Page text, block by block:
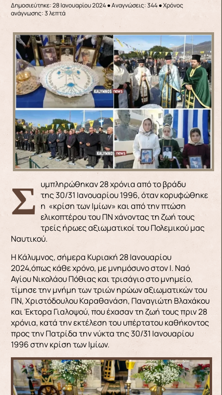
Δημοσιεύτηκε: 28 Ιανουαρίου 2024●Αναγνώσεις: 344● Χρόνος
ανάγνωσης: 3 λεπτά
Συμπληρώθηκαν 28 χρόνια από το βράδυ της 30/31 Ιανουαρίου 1996, όταν κορυφώθηκε
η «κρίση των Ιμίων» και από την πτώση
ελικοπτέρου του ΠΝ χάνοντας τη ζωή τους
τρείς ήρωες αξιωματικοί του Πολεμικού μας
Ναυτικού.
Η Κάλυμνος, σήμερα Κυριακή 28 Ιανουαρίου
2024,όπως κάθε χρόνο, με μνημόσυνο στον Ι. Ναό
Αγίου Νικολάου Πόθιας και τρισάγιο στο μνημείο,
τίμησε την μνήμη των τριών ηρώων αξιωματικών του
ΠΝ, Χριστόδουλου Καραθανάση, Παναγιώτη Βλαχάκου
και Έκτορα Γιαλοψού, που έχασαν τη ζωή τους πριν 28
χρόνια, κατά την εκτέλεση του υπέρτατου καθήκοντος
προς την Πατρίδα την νύκτα της 30/31 Ιανουαρίου
1996 στην κρίση των Ιμίων.